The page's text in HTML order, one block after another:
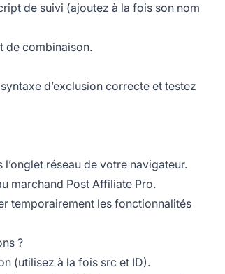
de suivi (ajoutez à la fois son nom
de combinaison.
d’exclusion correcte et testez
réseau de votre navigateur.
marchand Post Affiliate Pro.
temporairement les fonctionnalités
?
(utilisez à la fois src et ID).